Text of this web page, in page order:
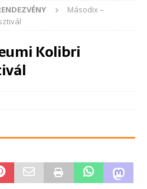
Másodix –
Kolibri